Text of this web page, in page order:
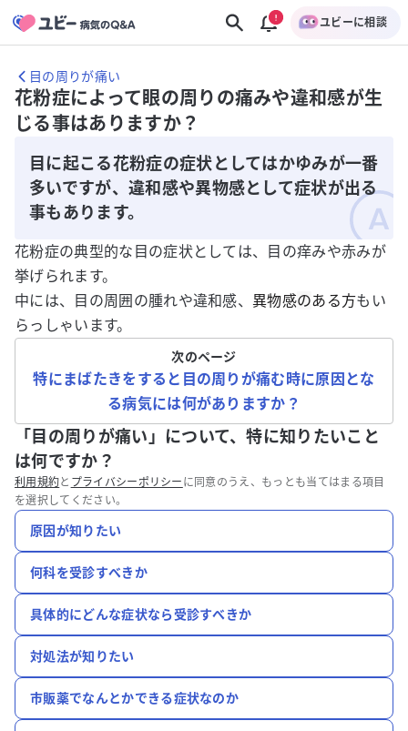
ユビーに相談
目の周りが痛い
花粉症によって眼の周りの痛みや違和感が生
じる事はありますか？
目に起こる花粉症の症状としてはかゆみが一番
多いですが、違和感や異物感として症状が出る
事もあります。
花粉症の典型的な目の症状としては、目の痒みや赤みが
挙げられます。
中には、目の周囲の腫れや違和感、異物感のある方もい
らっしゃいます。
次のページ
特にまばたきをすると目の周りが痛む時に原因とな
る病気には何がありますか？
「目の周りが痛い」について、特に知りたいこと
は何ですか？
利用規約と プライバシーポリシー に同意のうえ、もっとも当てはまる項目
を選択してください。
原因が知りたい
何科を受診すべきか
具体的にどんな症状なら受診すべきか
対処法が知りたい
市販薬でなんとかできる症状なのか